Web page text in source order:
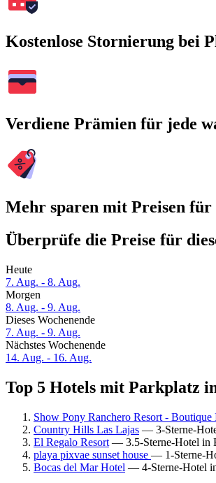
Kostenlose Stornierung bei
Verdiene Prämien für jede
Mehr sparen mit Preisen
Überprüfe die Preise für
Heute
7. Aug. - 8. Aug.
Morgen
8. Aug. - 9. Aug.
Dieses Wochenende
7. Aug. - 9. Aug.
Nächstes Wochenende
14. Aug. - 16. Aug.
Top 5 Hotels mit Parkplatz
Show Pony Ranchero Resort - Boutique
Country Hills Las Lajas — 3-Sterne-
El Regalo Resort — 3.5-Sterne-Hotel in
playa pixvae sunset house — 1-Sterne-
Bocas del Mar Hotel — 4-Sterne-Hotel